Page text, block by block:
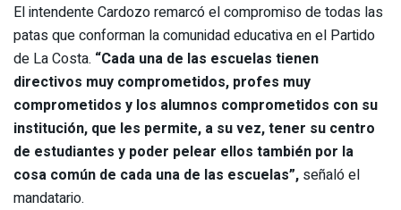
El intendente Cardozo remarcó el compromiso de todas las
patas que conforman la comunidad educativa en el Partido
de La Costa. “Cada una de las escuelas tienen
directivos muy comprometidos, profes muy
comprometidos y los alumnos comprometidos con su
institución, que les permite, a su vez, tener su centro
de estudiantes y poder pelear ellos también por la
cosa común de cada una de las escuelas”, señaló el
mandatario.